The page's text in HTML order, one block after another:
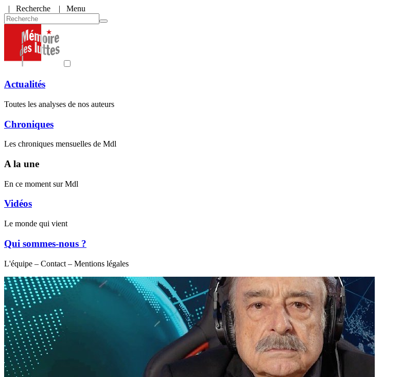
| Recherche | Menu
Actualités
Toutes les analyses de nos auteurs
Chroniques
Les chroniques mensuelles de Mdl
A la une
En ce moment sur Mdl
Vidéos
Le monde qui vient
Qui sommes-nous ?
L'équipe – Contact – Mentions légales